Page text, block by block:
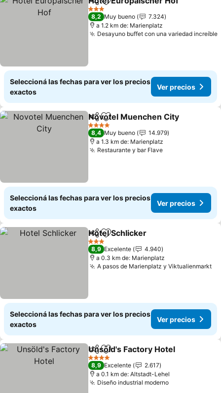
CompartirAñadir a favoritos
3 Estrellas
8,2 Muy bueno
7.324
a 1.2 km de: Marienplatz
Desayuno buffet con una variedad increíble
Seleccioná las fechas para ver los precios
exactos
Ver precios
CompartirAñadir a favoritos
Novotel Muenchen City
4 Estrellas
8,4 Muy bueno
14.979
a 1.3 km de: Marienplatz
Restaurante y bar Flave
Seleccioná las fechas para ver los precios
exactos
Ver precios
CompartirAñadir a favoritos
Hotel Schlicker
3 Estrellas
8,9 Excelente
4.940
a 0.3 km de: Marienplatz
A pasos de Marienplatz y Viktualienmarkt
Seleccioná las fechas para ver los precios
exactos
Ver precios
CompartirAñadir a favoritos
Unsöld's Factory Hotel
4 Estrellas
8,9 Excelente
2.617
a 0.1 km de: Altstadt-Lehel
Diseño industrial moderno